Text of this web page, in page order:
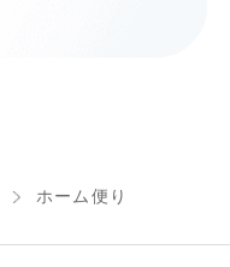
ホーム便り